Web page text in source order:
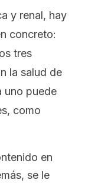
y renal, hay
concreto:
tres
la salud de
uno puede
como
en
se le